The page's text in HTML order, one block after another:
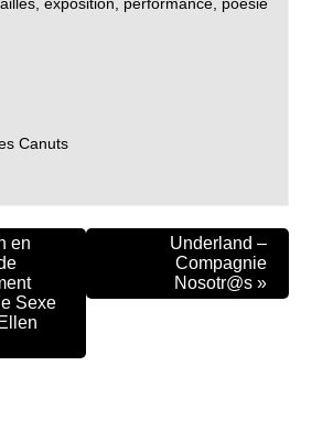
Canuts
en
Sexe
Underland –
Compagnie
Nosotr@s »